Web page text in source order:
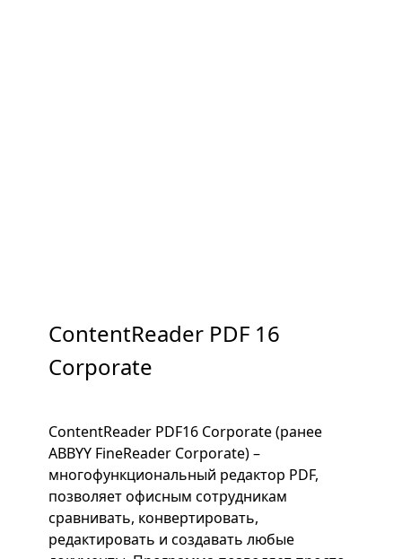
ContentReader PDF 16
Corporate
ContentReader PDF16 Corporate (ранее
ABBYY FineReader Corporate) –
многофункциональный редактор PDF,
позволяет офисным сотрудникам
сравнивать, конвертировать,
редактировать и создавать любые